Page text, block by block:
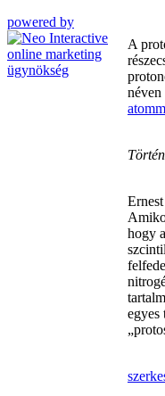
powered by
A
hogy
egyes